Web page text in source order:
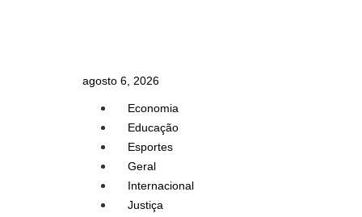
agosto 6, 2026
Economia
Educação
Esportes
Geral
Internacional
Justiça